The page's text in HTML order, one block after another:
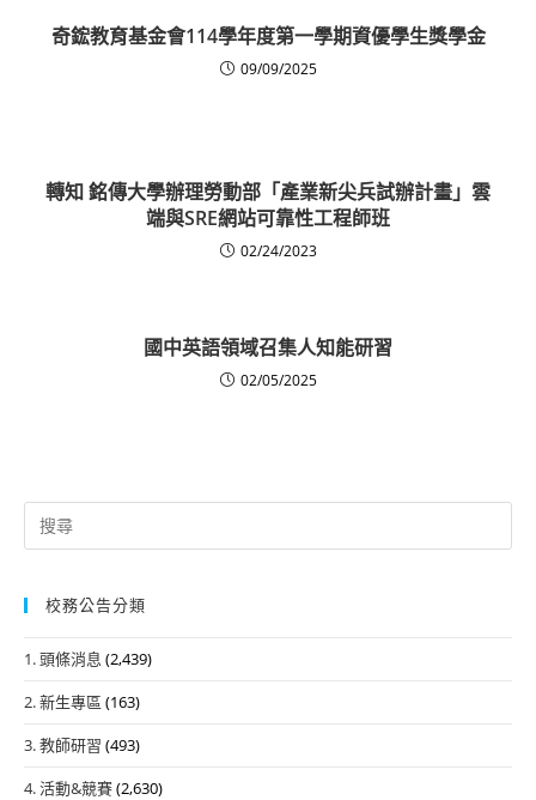
奇鋐教育基金會114學年度第一學期資優學生獎學金
09/09/2025
轉知 銘傳大學辦理勞動部「產業新尖兵試辦計畫」雲
端與SRE網站可靠性工程師班
02/24/2023
國中英語領域召集人知能研習
02/05/2025
Search
for:
校務公告分類
1. 頭條消息 (2,439)
2. 新生專區 (163)
3. 教師研習 (493)
4. 活動&競賽(2,630)